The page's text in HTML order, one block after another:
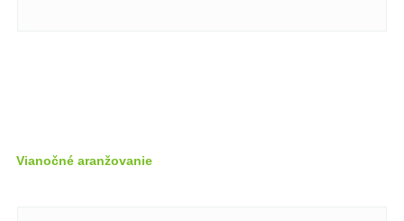
Vianočné aranžovanie